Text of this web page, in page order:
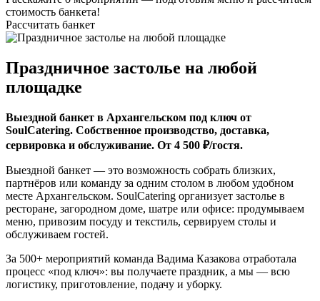
стоимость банкета!
Рассчитать банкет
Праздничное застолье на любой
площадке
Выездной банкет в Архангельском под ключ от
SoulCatering. Собственное производство, доставка,
сервировка и обслуживание. От 4 500 ₽/гостя.
Выездной банкет — это возможность собрать близких,
партнёров или команду за одним столом в любом удобном
месте Архангельском. SoulCatering организует застолье в
ресторане, загородном доме, шатре или офисе: продумываем
меню, привозим посуду и текстиль, сервируем столы и
обслуживаем гостей.
За 500+ мероприятий команда Вадима Казакова отработала
процесс «под ключ»: вы получаете праздник, а мы — всю
логистику, приготовление, подачу и уборку.